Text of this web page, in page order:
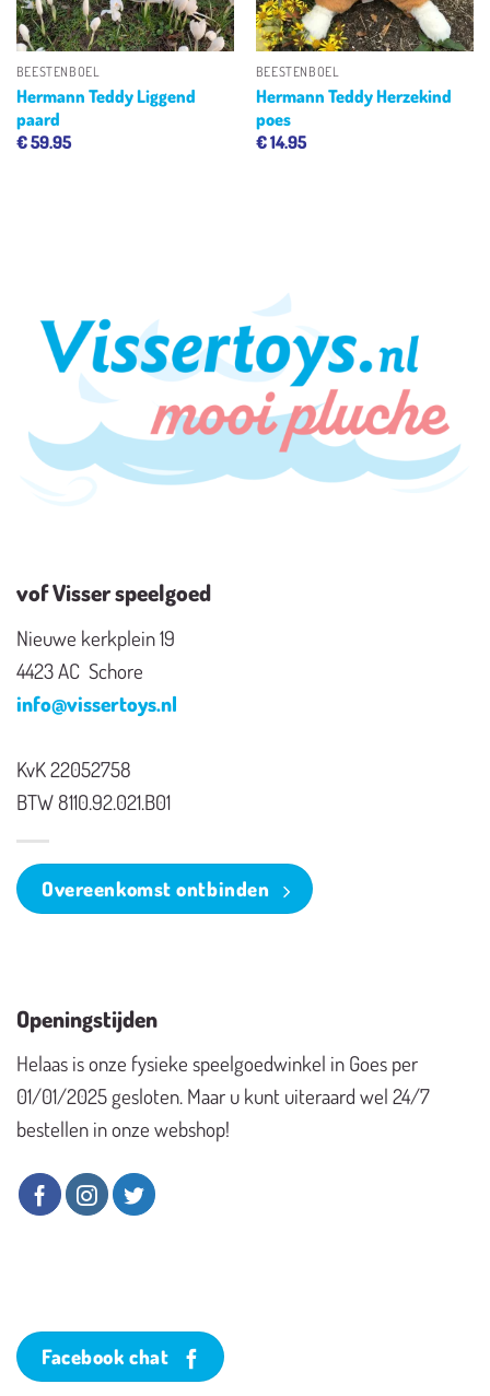
BEESTENBOEL
Hermann Teddy Liggend
paard
€59.95
BEESTENBOEL
Hermann Teddy Herzekind
poes
€14.95
vof Visser speelgoed
Nieuwe kerkplein 19
4423 AC Schore
info@vissertoys.nl
KvK 22052758
BTW 8110.92.021.B01
Overeenkomst ontbinden
Openingstijden
Helaas is onze fysieke speelgoedwinkel in Goes per
01/01/2025 gesloten. Maar u kunt uiteraard wel 24/7
bestellen in onze webshop!
Facebook chat